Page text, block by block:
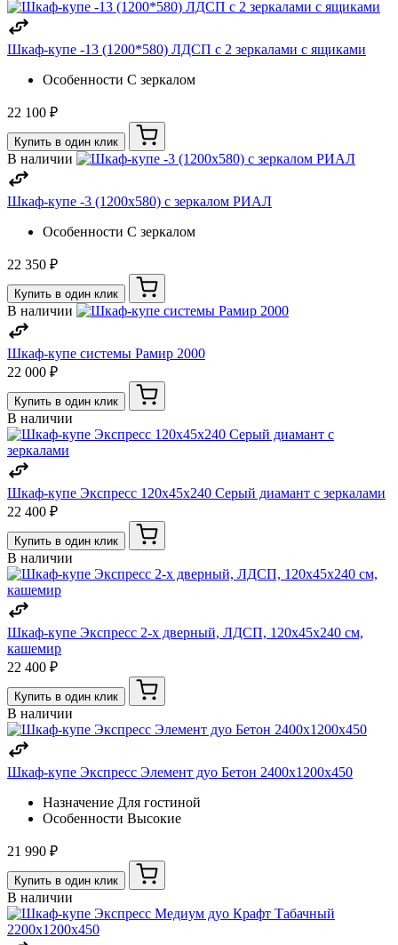
Шкаф-купе -13 (1200*580) ЛДСП с 2 зеркалами с ящиками
Особенности С зеркалом
22 100 ₽
Купить в один клик
В наличии
Шкаф-купе -3 (1200х580) с зеркалом РИАЛ
Особенности С зеркалом
22 350 ₽
Купить в один клик
В наличии
Шкаф-купе системы Рамир 2000
22 000 ₽
Купить в один клик
В наличии
Шкаф-купе Экспресс 120х45х240 Серый диамант с зеркалами
22 400 ₽
Купить в один клик
В наличии
Шкаф-купе Экспресс 2-х дверный, ЛДСП, 120х45х240 см,
кашемир
22 400 ₽
Купить в один клик
В наличии
Шкаф-купе Экспресс Элемент дуо Бетон 2400х1200х450
Назначение Для гостиной
Особенности Высокие
21 990 ₽
Купить в один клик
В наличии